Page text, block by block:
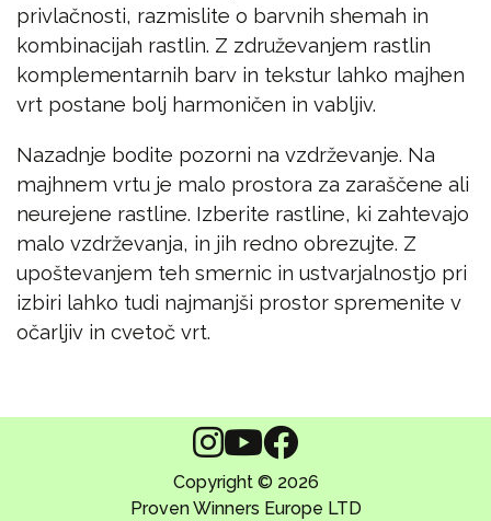
privlačnosti, razmislite o barvnih shemah in
kombinacijah rastlin. Z združevanjem rastlin
komplementarnih barv in tekstur lahko majhen
vrt postane bolj harmoničen in vabljiv.
Nazadnje bodite pozorni na vzdrževanje. Na
majhnem vrtu je malo prostora za zaraščene ali
neurejene rastline. Izberite rastline, ki zahtevajo
malo vzdrževanja, in jih redno obrezujte. Z
upoštevanjem teh smernic in ustvarjalnostjo pri
izbiri lahko tudi najmanjši prostor spremenite v
očarljiv in cvetoč vrt.
Copyright © 2026
Proven Winners Europe LTD